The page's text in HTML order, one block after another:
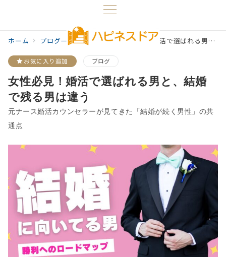
ホーム プログ一覧 ブログ 女性必見！婚活で選ばれる男と、結婚で残る男は違う
お気に入り追加 ブログ
女性必見！婚活で選ばれる男と、結婚
で残る男は違う
元ナース婚活カウンセラーが見てきた「結婚が続く男性」の共
通点